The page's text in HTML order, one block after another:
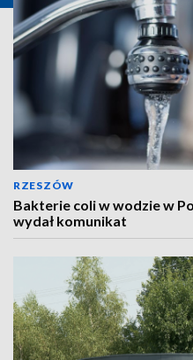
RZESZÓW
Bakterie coli w wodzie w
wydał komunikat